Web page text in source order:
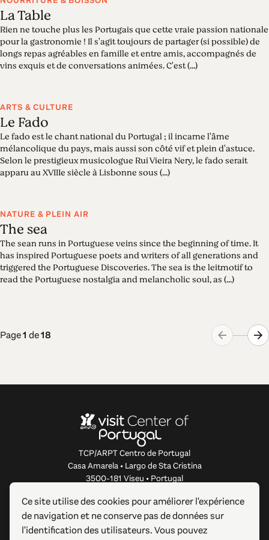
La Table
Rien ne touche plus les Portugais que cette vraie passion nationale
pour la gastronomie ! Il s'agit toujours de partager (si possible) de
longs repas agréables en famille et entre amis, accompagnés de
vins exquis et de conversations animées. C'est (...)
ARTS & CULTURE
Le Fado
Le fado est le chant national du Portugal ; il incarne l'âme
mélancolique du pays, mais aussi son côté vif et plein d'astuce.
Selon le prestigieux musicologue Rui Vieira Nery, le fado serait
apparu au XVIIIe siècle à Lisbonne sous (...)
NATURE & PLEIN AIR
The sea
The sean runs in Portuguese veins since the beginning of time. It
has inspired Portuguese poets and writers of all generations and
triggered the Portuguese Discoveries. The sea is the leitmotif to
read the Portuguese nostalgia and melancholic soul, as (...)
Page1 de18
TCP/ARPT Centro de Portugal
Casa Amarela • Largo de Sta Cristina
3500-181 Viseu • Portugal
À PROPOS DE CE SITE WEB
Ce site utilise des cookies pour améliorer l'expérience
de navigation et ne conserve pas de données sur
l'identification des utilisateurs. Vous pouvez